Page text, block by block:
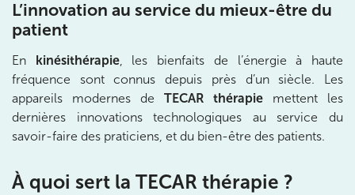
L’innovation au service du mieux-être du
patient
En kinésithérapie, les bienfaits de l’énergie à haute
fréquence sont connus depuis près d’un siècle. Les
appareils modernes de TECAR thérapie mettent les
dernières innovations technologiques au service du
savoir-faire des praticiens, et du bien-être des patients.
À quoi sert la TECAR thérapie ?
IK PARIS 6 – CASSETTE
1 Rue Cassette 75006 Paris
1 Rue Cassette 75006 Paris
01 42 84 06 95
Prenez RDV sur